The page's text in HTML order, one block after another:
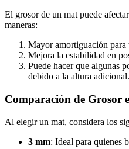
El grosor de un mat puede
maneras:
Mayor amortiguación para
Mejora la estabilidad en
Puede hacer que algunas
debido a la altura adicional.
Comparación de Grosor
Al elegir un mat, considera los
3 mm: Ideal para quienes